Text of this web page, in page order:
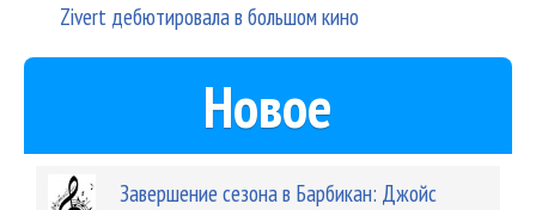
Zivert дебютировала в большом кино
Новое
Завершение сезона в Барбикан: Джойс